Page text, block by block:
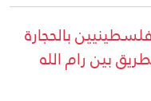
بالحجارة
بين رام الله